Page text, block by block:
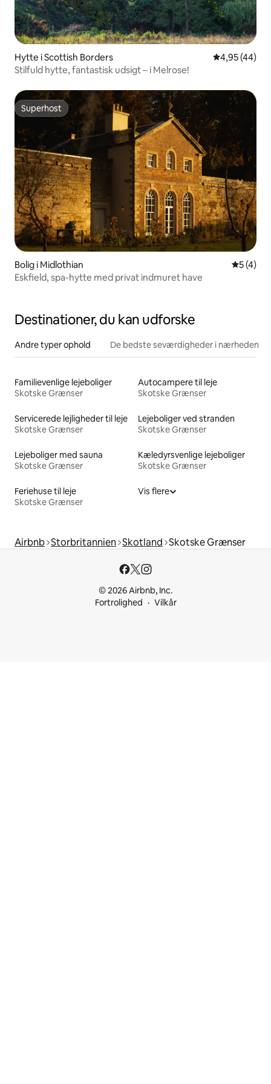
Hytte i Scottish Borders 4,95 ud af 5 i
4,95 (44)
Stilfuld hytte, fantastisk udsigt – i Melrose!
Superhost
Superhost
Bolig i Midlothian 5 ud af 5
5 (4)
Eskfield, spa-hytte med privat indmuret have
Destinationer, du kan udforske
Andre typer ophold De bedste seværdigheder i nærheden
Familievenlige lejeboliger
Skotske Grænser
Autocampere til leje
Skotske Grænser
Servicerede lejligheder til leje
Skotske Grænser
Lejeboliger ved stranden
Skotske Grænser
Lejeboliger med sauna
Skotske Grænser
Kæledyrsvenlige lejeboliger
Skotske Grænser
Feriehuse til leje
Skotske Grænser
Vis flere
Airbnb Storbritannien Skotland Skotske Grænser
© 2026 Airbnb, Inc.
Fortrolighed
Vilkår